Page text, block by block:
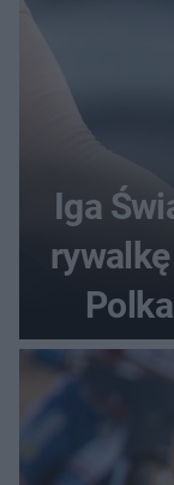
Iga